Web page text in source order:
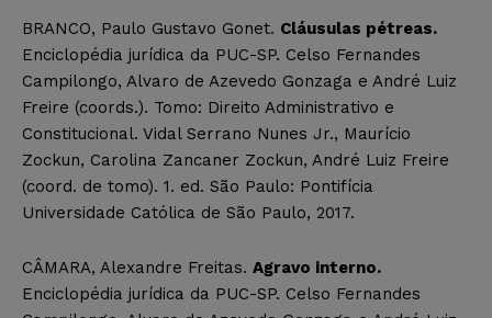
BRANCO, Paulo Gustavo Gonet. Cláusulas pétreas.
Enciclopédia jurídica da PUC-SP. Celso Fernandes
Campilongo, Alvaro de Azevedo Gonzaga e André Luiz
Freire (coords.). Tomo: Direito Administrativo e
Constitucional. Vidal Serrano Nunes Jr., Maurício
Zockun, Carolina Zancaner Zockun, André Luiz Freire
(coord. de tomo). 1. ed. São Paulo: Pontifícia
Universidade Católica de São Paulo, 2017.
CÂMARA, Alexandre Freitas. Agravo interno.
Enciclopédia jurídica da PUC-SP. Celso Fernandes